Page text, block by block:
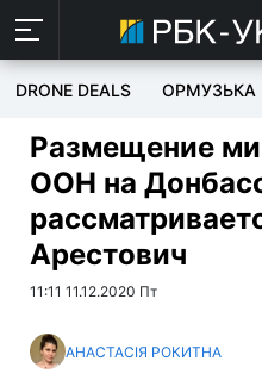
DRONE DEALS ОРМУЗЬКА
Размещение
ООН на
Арестович
11:11 11.12.2020 Пт
АНАСТАСІЯ РОКИТНА